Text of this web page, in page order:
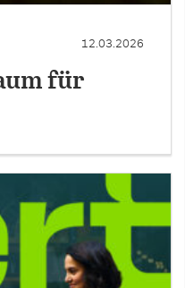
12.03.2026
für